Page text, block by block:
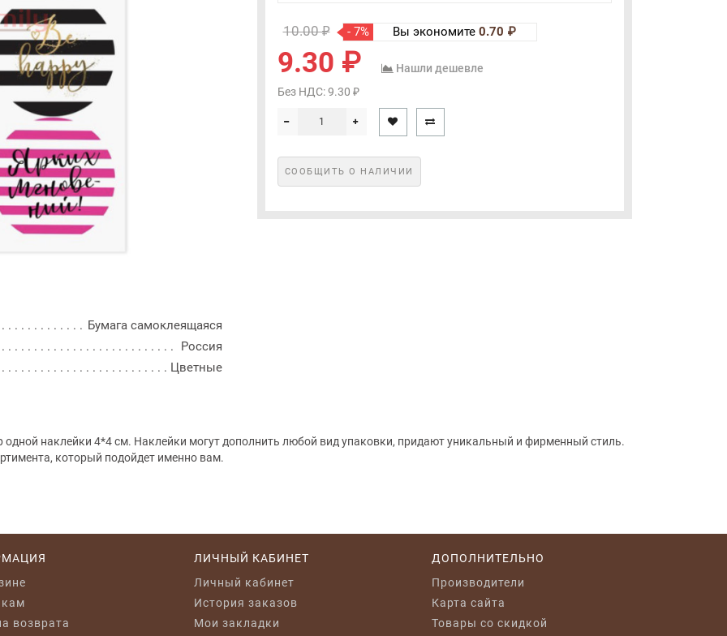
Бумага самоклеящаяся
Россия
Цветные
10.00 ₽ - 7% Вы экономите 0.70 ₽
9.30 ₽
Нашли дешевле
Без НДС: 9.30 ₽
СООБЩИТЬ О НАЛИЧИИ
наклейки 4*4 см. Наклейки могут дополнить любой вид упаковки, придают уникальный и фирменный стиль.
который подойдет именно вам.
возврата
ЛИЧНЫЙ КАБИНЕТ
Личный кабинет
История заказов
Мои закладки
ДОПОЛНИТЕЛЬНО
Производители
Карта сайта
Товары со скидкой